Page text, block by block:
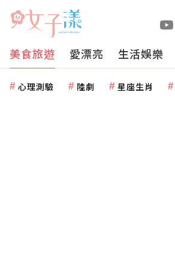
美食旅遊 愛漂亮 生活娛樂
心理測驗 陸劇 星座生肖